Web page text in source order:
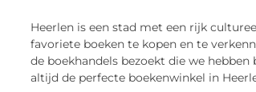
Heerlen is een stad met een rijk
favoriete boeken te kopen en te
de boekhandels bezoekt die we
altijd de perfecte boekenwinkel in